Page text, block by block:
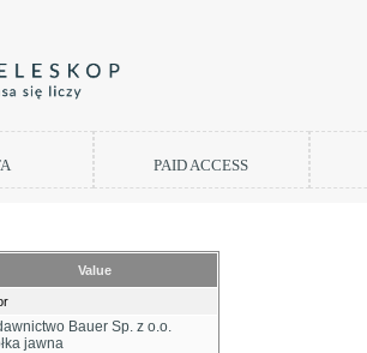
PAID ACCESS
Value
Bauer Sp. z o.o.
jawna